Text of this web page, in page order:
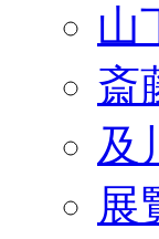
山
斎
及
展